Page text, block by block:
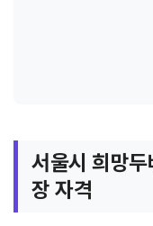
서울시 희망
장 자격